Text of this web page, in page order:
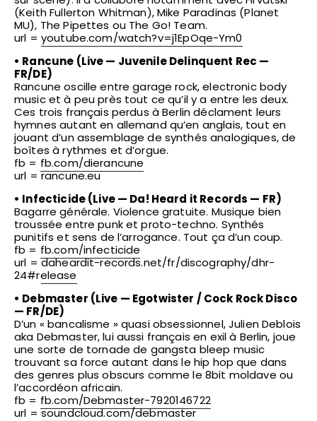
(Keith Fullerton Whitman), Mike Paradinas (Planet
MU), The Pipettes ou The Go! Team.
url = youtube.com/watch?v=j1EpOqe-Ym0
• Rancune (Live — Juvenile Delinquent Rec —
FR/DE)
Rancune oscille entre garage rock, electronic body
music et à peu près tout ce qu’il y a entre les deux.
Ces trois français perdus à Berlin déclament leurs
hymnes autant en allemand qu’en anglais, tout en
jouant d’un assemblage de synthés analogiques, de
boîtes à rythmes et d’orgue.
fb = fb.com/dierancune
url = rancune.eu
• Infecticide (Live — Da! Heard it Records — FR)
Bagarre générale. Violence gratuite. Musique bien
troussée entre punk et proto-techno. Synthés
punitifs et sens de l’arrogance. Tout ça d’un coup.
fb = fb.com/infecticide
url =daheardit-records.net/fr/discography/dhr-
24#release
• Debmaster (Live — Egotwister / Cock Rock Disco
— FR/DE)
D’un « bancalisme » quasi obsessionnel, Julien Deblois
aka Debmaster, lui aussi français en exil à Berlin, joue
une sorte de tornade de gangsta bleep music
trouvant sa force autant dans le hip hop que dans
des genres plus obscurs comme le 8bit moldave ou
l’accordéon africain.
fb = fb.com/Debmaster-7920146722
url =soundcloud.com/debmaster